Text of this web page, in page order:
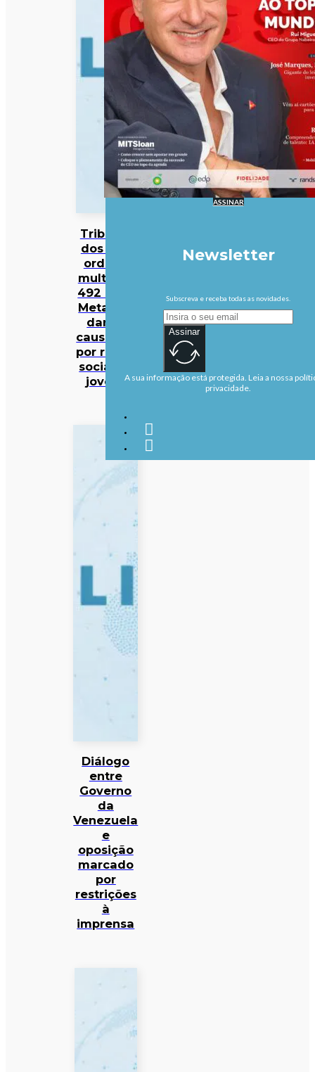
Tribunal
dos EUA
ordena
multa de
492 ME à
Meta por
danos
causados
por redes
sociais a
jovens
Diálogo
entre
Governo
da
Venezuela
e
oposição
marcado
por
restrições
à
imprensa
ASSINAR
Newsletter
Subscreva e receba todas as novidades.
Assinar
A sua informação está protegida. Leia a nossa
privacidade.